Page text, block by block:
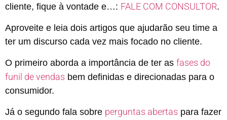
cliente, fique à vontade e…: FALE COM CONSULTOR.
Aproveite e leia dois artigos que ajudarão seu time a
ter um discurso cada vez mais focado no cliente.
O primeiro aborda a importância de ter as fases do
funil de vendas bem definidas e direcionadas para o
consumidor.
Já o segundo fala sobre perguntas abertas para fazer